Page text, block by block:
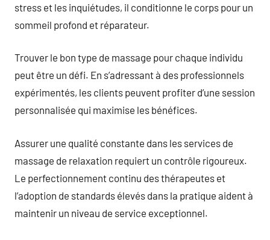
stress et les inquiétudes, il conditionne le corps pour un
sommeil profond et réparateur.
Trouver le bon type de massage pour chaque individu
peut être un défi. En s’adressant à des professionnels
expérimentés, les clients peuvent profiter d’une session
personnalisée qui maximise les bénéfices.
Assurer une qualité constante dans les services de
massage de relaxation requiert un contrôle rigoureux.
Le perfectionnement continu des thérapeutes et
l’adoption de standards élevés dans la pratique aident à
maintenir un niveau de service exceptionnel.